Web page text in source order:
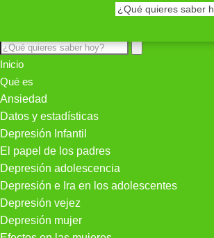
Inicio
Qué es
Ansiedad
Datos y estadísticas
Depresión Infantil
El papel de los padres
Depresión adolescencia
Depresión e Ira en los adolescentes
Depresión vejez
Depresión mujer